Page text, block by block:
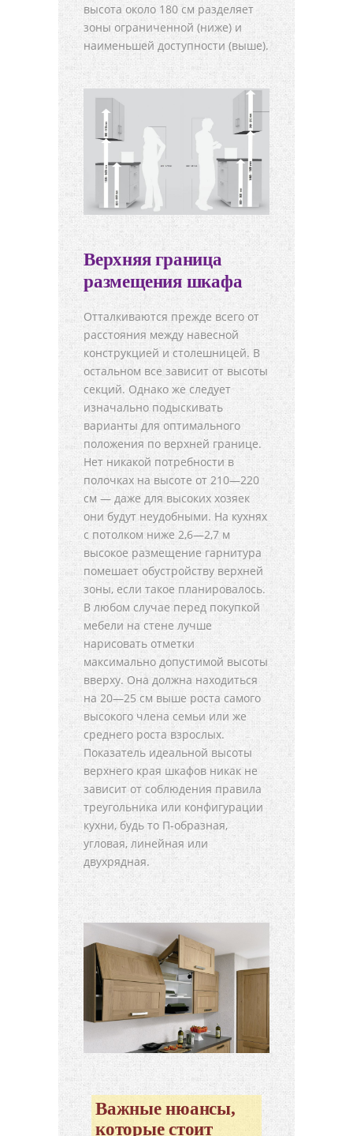
высота около 180 см разделяет
зоны ограниченной (ниже) и
наименьшей доступности (выше).
Верхняя граница
размещения шкафа
Отталкиваются прежде всего от
расстояния между навесной
конструкцией и столешницей. В
остальном все зависит от высоты
секций. Однако же следует
изначально подыскивать
варианты для оптимального
положения по верхней границе.
Нет никакой потребности в
полочках на высоте от 210—220
см — даже для высоких хозяек
они будут неудобными. На кухнях
с потолком ниже 2,6—2,7 м
высокое размещение гарнитура
помешает обустройству верхней
зоны, если такое планировалось.
В любом случае перед покупкой
мебели на стене лучше
нарисовать отметки
максимально допустимой высоты
вверху. Она должна находиться
на 20—25 см выше роста самого
высокого члена семьи или же
среднего роста взрослых.
Показатель идеальной высоты
верхнего края шкафов никак не
зависит от соблюдения правила
треугольника или конфигурации
кухни, будь то П-образная,
угловая, линейная или
двухрядная.
Важные нюансы,
которые стоит